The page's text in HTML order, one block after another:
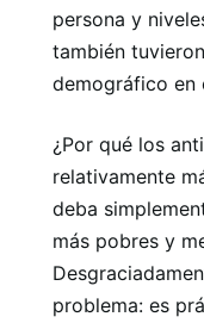
persona y
también
demográfico en
¿Por qué los
relativamente
deba
más pobres y
problema: es